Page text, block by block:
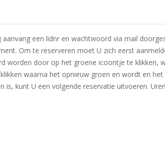
een lidnr en wachtwoord via mail
Om te reserveren moet U zich eerst
worden door op het groene icoontje te
waarna het opnieuw groen en wordt en
kunt U een volgende reservatie uitvoeren.